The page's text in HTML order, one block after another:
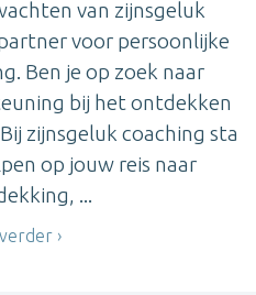
van zijnsgeluk
voor persoonlijke
Ben je op zoek naar
bij het ontdekken
zijnsgeluk coaching sta
op jouw reis naar
...